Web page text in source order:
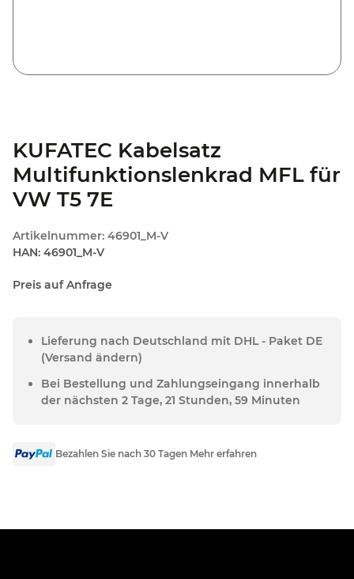
KUFATEC Kabelsatz
Multifunktionslenkrad MFL für
VW T5 7E
Artikelnummer: 46901_M-V
HAN: 46901_M-V
Preis auf Anfrage
Lieferung nach Deutschland mit DHL - Paket DE
(Versand ändern)
Bei Bestellung und Zahlungseingang innerhalb
der nächsten 2 Tage, 21 Stunden, 59 Minuten
Bezahlen Sie nach 30 Tagen Mehr erfahren